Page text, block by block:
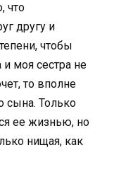
что
другу и
чтобы
моя сестра не
то вполне
сына. Только
ее жизнью, но
нищая, как